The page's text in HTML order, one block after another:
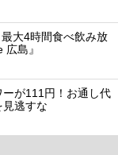
大4時間食べ飲み放
島』
ーが111円！お通し代
逃すな